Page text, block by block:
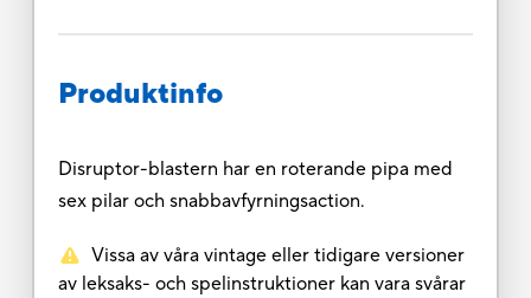
Produktinfo
Disruptor-blastern har en roterande pipa med
sex pilar och snabbavfyrningsaction.
Vissa av våra vintage eller tidigare versioner
av leksaks- och spelinstruktioner kan vara svårar